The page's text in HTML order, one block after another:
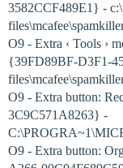
3582CCF489E1} -
O9 - Extra ‹ Tools ›
{39FD89BF-D3F1-
O9 - Extra button:
3C9C571A8263} -
O9 - Extra button: